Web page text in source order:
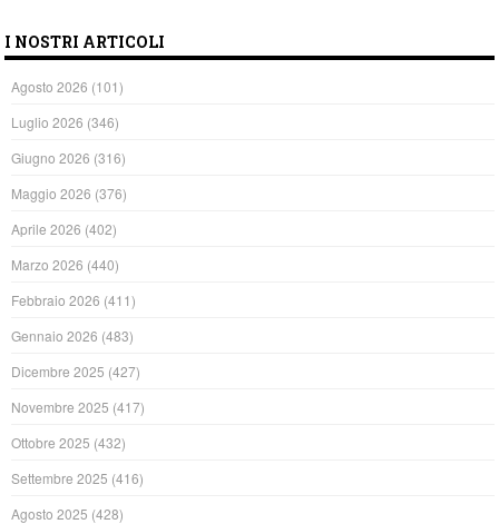
I NOSTRI ARTICOLI
Agosto 2026 (101)
Luglio 2026 (346)
Giugno 2026 (316)
Maggio 2026 (376)
Aprile 2026 (402)
Marzo 2026 (440)
Febbraio 2026 (411)
Gennaio 2026 (483)
Dicembre 2025 (427)
Novembre 2025 (417)
Ottobre 2025 (432)
Settembre 2025 (416)
Agosto 2025 (428)